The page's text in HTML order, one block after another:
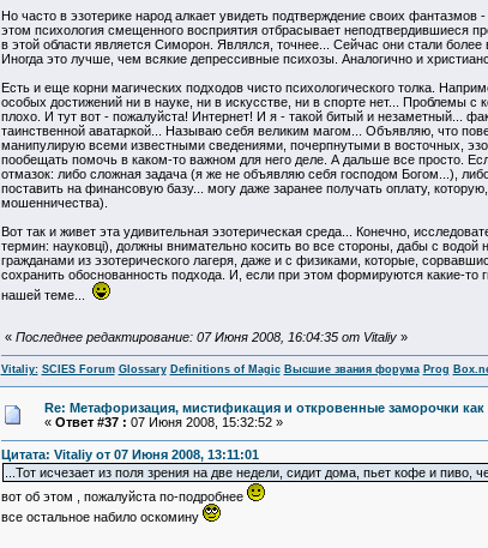
Но часто в эзотерике народ алкает увидеть подтверждение своих
этом психология смещенного восприятия отбрасывает неподтвердившиеся
в этой области является Симорон. Являлся, точнее... Сейчас они стали
Иногда это лучше, чем всякие депрессивные психозы. Аналогично и
Есть и еще корни магических подходов чисто психологического толка.
особых достижений ни в науке, ни в искусстве, ни в спорте нет... Проблемы
плохо. И тут вот - пожалуйста! Интернет! И я - такой битый и незаметный...
таинственной аватаркой... Называю себя великим магом... Объявляю, что
манипулирую всеми известными сведениями, почерпнутыми в восточных,
пообещать помочь в каком-то важном для него деле. А дальше все просто.
отмазок: либо сложная задача (я же не объявляю себя господом Богом...),
поставить на финансовую базу... могу даже заранее получать оплату,
мошенничества).
Вот так и живет эта удивительная эзотерическая среда... Конечно,
термин: науковці), должны внимательно косить во все стороны, дабы с
гражданами из эзотерического лагеря, даже и с физиками, которые,
сохранить обоснованность подхода. И, если при этом формируются какие-то
нашей теме...
« Последнее редактирование: 07 Июня 2008, 16:04:35 от Vitaliy»
Vitaliy: SCIES Forum Glossary Definitions of Magic Высшие звания форума Prog
Re: Метафоризация, мистификация и откровенные заморочки как
« Ответ #37 : 07 Июня 2008, 15:32:52 »
Цитата: Vitaliy от 07 Июня 2008, 13:11:01
...Тот исчезает из поля зрения на две недели, сидит дома, пьет кофе и пиво,
вот об этом , пожалуйста по-подробнее
все остальное набило оскомину